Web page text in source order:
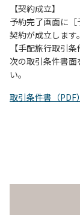
願いします。
・トイレは各
※緊急時以外の
ます。
【契約成立】
予約完了画面に
契約が成立します。
【手配旅行取引条
次の取引条件書
い。
取引条件書（PDF）